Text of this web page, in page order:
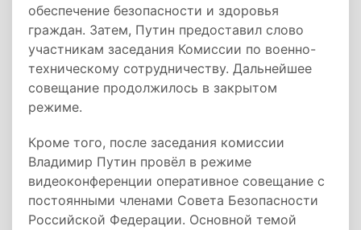
обеспечение безопасности и здоровья
граждан. Затем, Путин предоставил слово
участникам заседания Комиссии по военно-
техническому сотрудничеству. Дальнейшее
совещание продолжилось в закрытом
режиме.
Кроме того, после заседания комиссии
Владимир Путин провёл в режиме
видеоконференции оперативное совещание с
постоянными членами Совета Безопасности
Российской Федерации. Основной темой